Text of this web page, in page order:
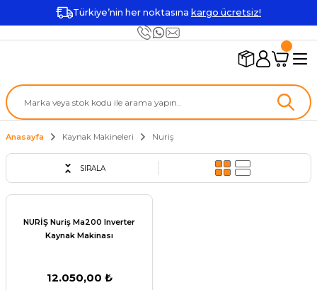
Türkiye’nin her noktasına kargo ücretsiz!
Anasayfa Kaynak Makineleri Nuriş
SIRALA
NURİŞ Nuriş Ma200 Inverter
Kaynak Makinası
12.050,00 ₺